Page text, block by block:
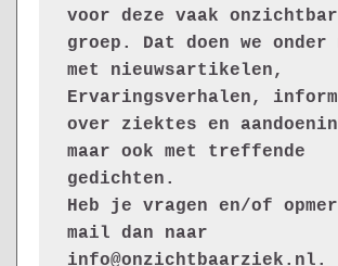
voor deze vaak
groep. Dat doen we onder
met nieuwsartikelen,
Ervaringsverhalen,
over ziektes en
maar ook met treffende
gedichten.
Heb je vragen en/of
mail dan naar
info@onzichtbaarziek.nl.